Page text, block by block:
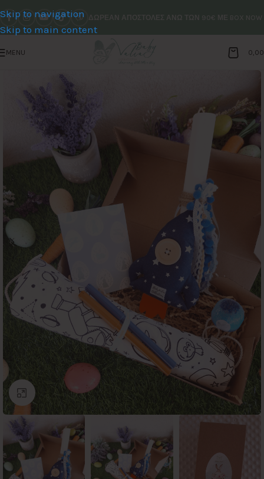
Skip to navigation
Skip to main content
MENU
Click to enlarge